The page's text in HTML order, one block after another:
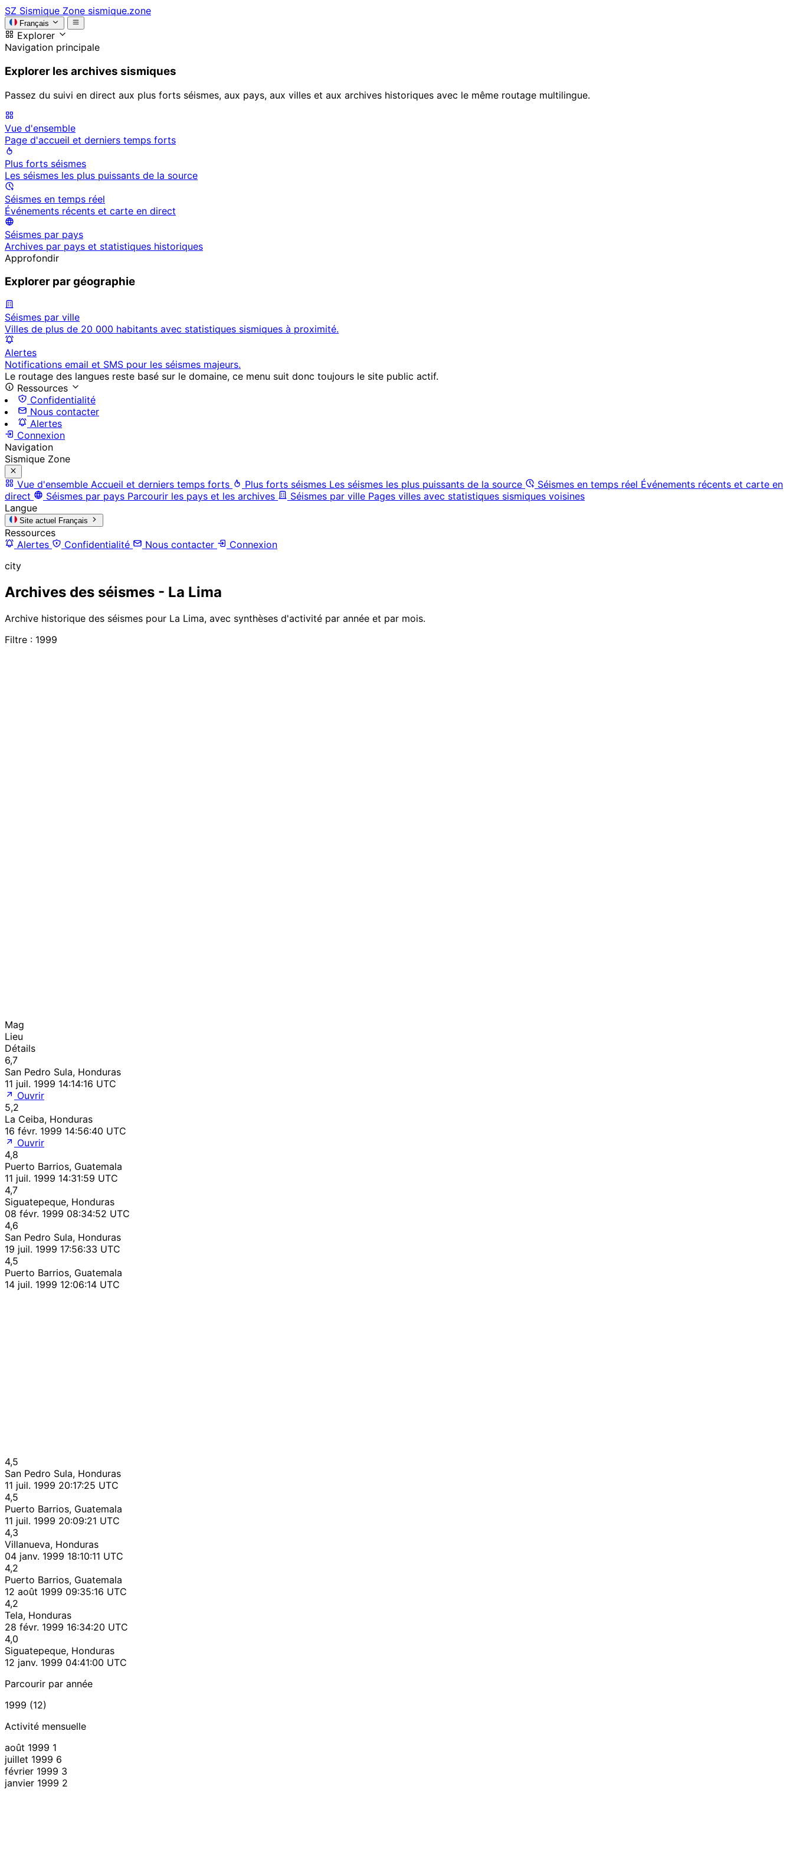
SZ Sismique Zone sismique.zone
Français
Explorer
Navigation principale
Explorer les archives sismiques
Passez du suivi en direct aux plus forts séismes, aux pays, aux villes et aux archives historiques avec le même routage multilingue.
Vue d'ensemble
Page d'accueil et derniers temps forts
Plus forts séismes
Les séismes les plus puissants de la source
Séismes en temps réel
Événements récents et carte en direct
Séismes par pays
Archives par pays et statistiques historiques
Approfondir
Explorer par géographie
Séismes par ville
Villes de plus de 20 000 habitants avec statistiques sismiques à proximité.
Alertes
Notifications email et SMS pour les séismes majeurs.
Le routage des langues reste basé sur le domaine, ce menu suit donc toujours le site public actif.
Ressources
Confidentialité
Nous contacter
Alertes
Connexion
Navigation
Sismique Zone
Vue d'ensemble Accueil et derniers temps forts Plus forts séismes Les séismes les plus puissants de la source Séismes en temps réel Événements récents et carte en
direct
Séismes par pays Parcourir les pays et les archives Séismes par ville Pages villes avec statistiques sismiques voisines
Langue
Site actuel Français
Ressources
Alertes
Confidentialité Nous contacter
Connexion
city
Archives des séismes - La Lima
Archive historique des séismes pour La Lima, avec synthèses d'activité par année et par mois.
Filtre : 1999
Mag
Lieu
Détails
6,7
San Pedro Sula, Honduras
11 juil. 1999 14:14:16 UTC
Ouvrir
5,2
La Ceiba, Honduras
16 févr. 1999 14:56:40 UTC
Ouvrir
4,8
Puerto Barrios, Guatemala
11 juil. 1999 14:31:59 UTC
4,7
Siguatepeque, Honduras
08 févr. 1999 08:34:52 UTC
4,6
San Pedro Sula, Honduras
19 juil. 1999 17:56:33 UTC
4,5
Puerto Barrios, Guatemala
14 juil. 1999 12:06:14 UTC
4,5
San Pedro Sula, Honduras
11 juil. 1999 20:17:25 UTC
4,5
Puerto Barrios, Guatemala
11 juil. 1999 20:09:21 UTC
4,3
Villanueva, Honduras
04 janv. 1999 18:10:11 UTC
4,2
Puerto Barrios, Guatemala
12 août 1999 09:35:16 UTC
4,2
Tela, Honduras
28 févr. 1999 16:34:20 UTC
4,0
Siguatepeque, Honduras
12 janv. 1999 04:41:00 UTC
Parcourir par année
1999 (12)
Activité mensuelle
août 1999 1
juillet 1999 6
février 1999 3
janvier 1999 2